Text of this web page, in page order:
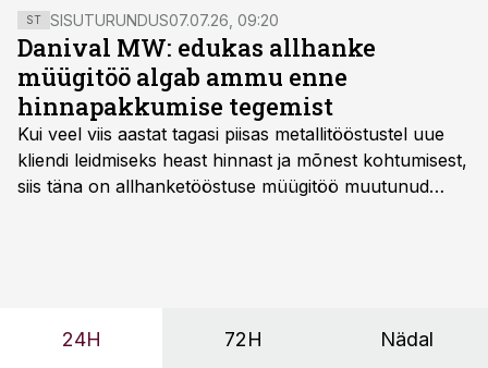
ST SISUTURUNDUS07.07.26, 09:20
Danival MW: edukas allhanke
müügitöö algab ammu enne
hinnapakkumise tegemist
Kui veel viis aastat tagasi piisas metallitööstustel uue
kliendi leidmiseks heast hinnast ja mõnest kohtumisest,
siis täna on allhanketööstuse müügitöö muutunud
24H 72H Nädal